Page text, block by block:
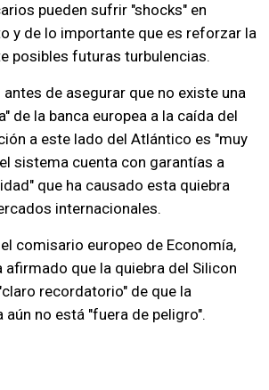
pueden sufrir "shocks" en
y de lo importante que es reforzar la
posibles futuras turbulencias.
de asegurar que no existe una
de la banca europea a la caída del
a este lado del Atlántico es "muy
sistema cuenta con garantías a
que ha causado esta quiebra
internacionales.
comisario europeo de Economía,
afirmado que la quiebra del Silicon
recordatorio" de que la
aún no está "fuera de peligro".